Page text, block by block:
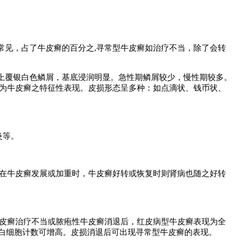
，占了牛皮癣的百分之,寻常型牛皮癣如治疗不当，除了会转
银白色鳞屑，基底浸润明显。急性期鳞屑较少，慢性期较多。
皮癣之特征性表现。皮损形态呈多种：如点滴状、钱币状、
。
牛皮癣发展或加重时，牛皮癣好转或恢复时则肾病也随之好转
癣治疗不当或脓疱性牛皮癣消退后，红皮病型牛皮癣表现为全
胞计数可增高。皮损消退后可出现寻常型牛皮癣的表现。